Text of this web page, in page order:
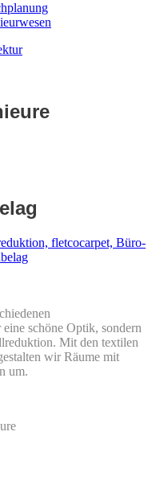
schöne Optik, sondern
Mit den textilen
wir Räume mit
um.